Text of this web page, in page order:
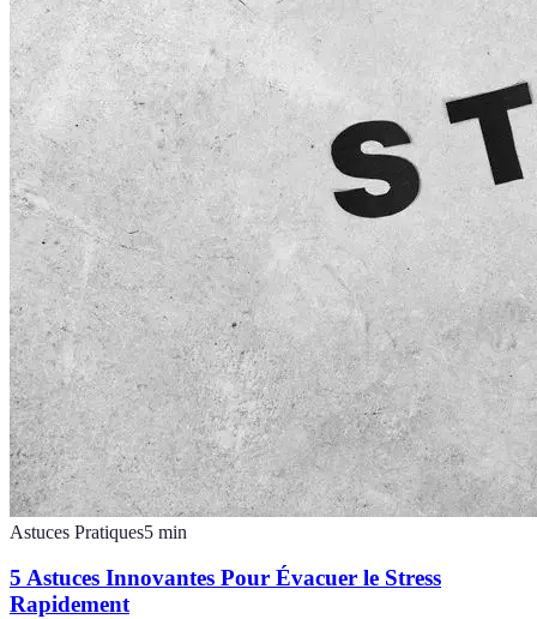
Astuces Pratiques5 min
5 Astuces Innovantes Pour Évacuer le Stress
Rapidement